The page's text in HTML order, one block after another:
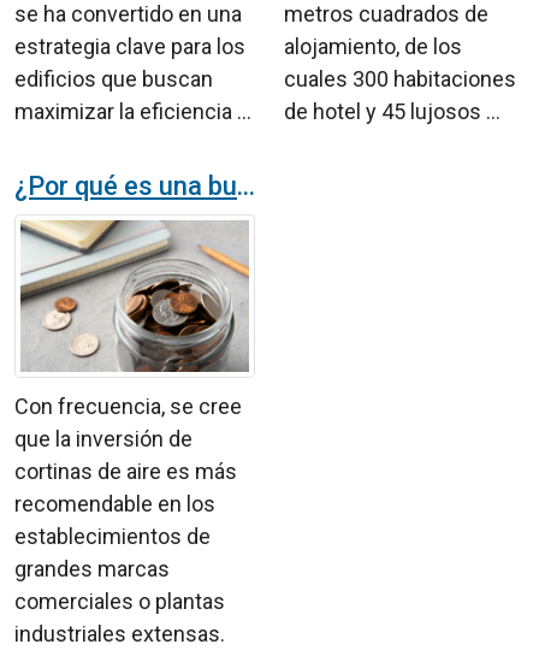
se ha convertido en una
estrategia clave para los
edificios que buscan
maximizar la eficiencia ...
metros cuadrados de
alojamiento, de los
cuales 300 habitaciones
de hotel y 45 lujosos ...
¿Por qué es una buena opción invertir en cortinas de aire?
Con frecuencia, se cree
que la inversión de
cortinas de aire es más
recomendable en los
establecimientos de
grandes marcas
comerciales o plantas
industriales extensas.